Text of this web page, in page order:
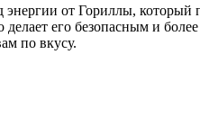
от Гориллы, который
делает его безопасным и
по вкусу.